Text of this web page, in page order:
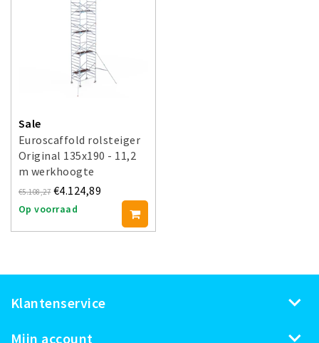
Sale
Euroscaffold rolsteiger
Original 135x190 - 11,2
m werkhoogte
€5.108,27 €4.124,89
Op voorraad
Klantenservice
Mijn account